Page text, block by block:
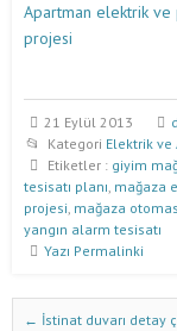
Apartman elektrik ve
projesi
21 Eylül 2013
Kategori Elektrik ve
Etiketler : giyim
tesisatı planı, mağaza
projesi, mağaza
yangın alarm tesisatı
Yazı Permalinki
Dwg İndir Yazı
← İstinat duvarı detay